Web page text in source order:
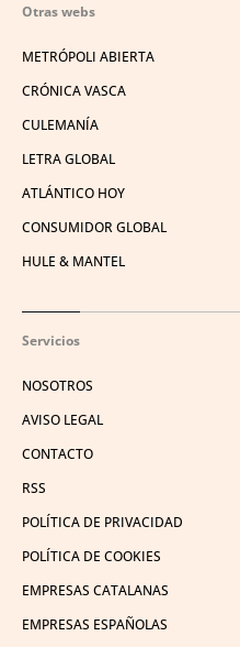
Otras webs
METRÓPOLI ABIERTA
CRÓNICA VASCA
CULEMANÍA
LETRA GLOBAL
ATLÁNTICO HOY
CONSUMIDOR GLOBAL
HULE & MANTEL
Servicios
NOSOTROS
AVISO LEGAL
CONTACTO
RSS
POLÍTICA DE PRIVACIDAD
POLÍTICA DE COOKIES
EMPRESAS CATALANAS
EMPRESAS ESPAÑOLAS